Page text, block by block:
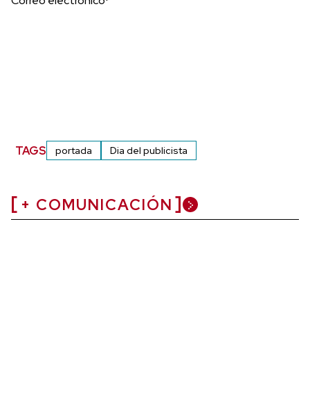
TAGS portada Dia del publicista
+ COMUNICACIÓN